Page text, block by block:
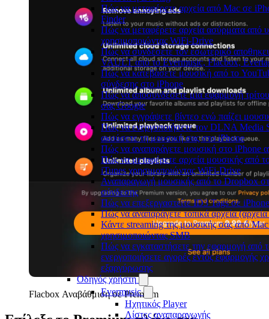
Πώς να μεταφέρετε αρχεία από Mac σε
Finder
Πώς να μεταφέρετε αρχεία ασύρματα από
χρησιμοποιώντας WiFi-Drive
Πώς να συνδέσετε τον εσωτερικό
VAULT από το Evermusic, Flacbox,
Πώς να κατεβάσετε μουσική από το
σύνδεσης στο iPhone
Πώς να αποσυνδέσετε μια εφαρμογή
σας Google
Πώς να εγγράψετε βίντεο ενώ παίζει
Πώς να ενεργοποιήσετε τον DLNA Media
ακούσετε τη μουσική σας στο iPhone
Πώς να αναπαράγετε μουσική στο iPhone
Πώς να μεταφέρετε αρχεία μουσικής από
iTunes χρησιμοποιώντας WiFi-Drive
Αναπαραγωγή μουσικής από το Dropbox
σύνδεσης
Πώς να επεξεργαστείτε ID3 Tags σε
Πώς να αναπαράγετε τοπικά αρχεία
Κάντε streaming της μουσικής σας από
χρησιμοποιώντας SMB
Πώς να εγκαταστήσετε την εφαρμογή από
ενεργοποιήσετε αγορές εντός εφαρμογής
εξαργύρωσης
Οδηγός χρήστη
Evermusic
Ηχητικός Player
Λίστες αναπαραγωγής
Flacbox Αναβάθμιση σε Premium